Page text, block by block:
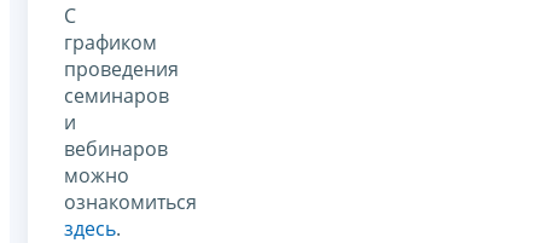
С
графиком
проведения
семинаров
и
вебинаров
можно
ознакомиться
здесь.